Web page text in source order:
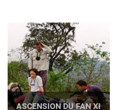
minorités
ASCENSION DU FAN XI